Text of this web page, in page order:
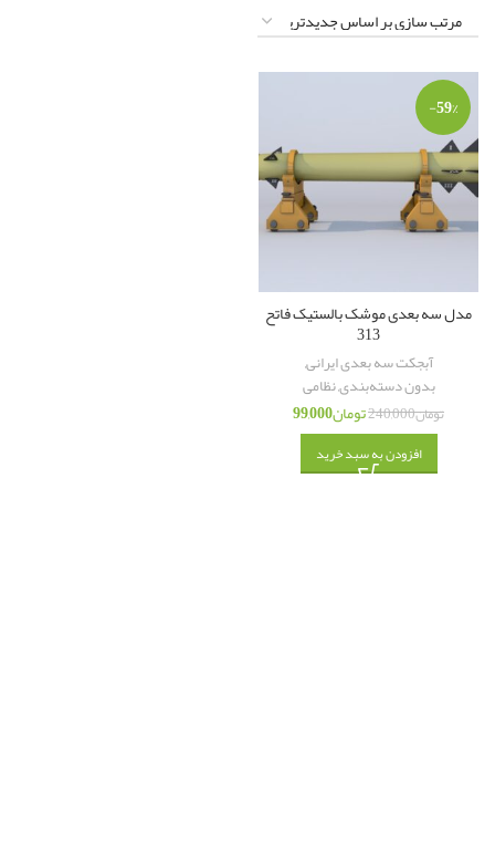
-59%
مدل سه بعدی موشک بالستیک فاتح
313
آبجکت سه بعدی ایرانی,
بدون دسته‌بندی,نظامی
تومان240,000تومان99,000
افزودن به سبد خرید